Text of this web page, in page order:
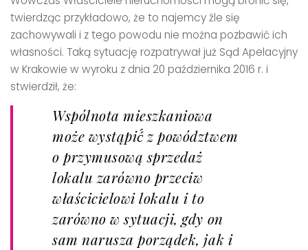
twierdząc przykładowo, że to najemcy źle się
zachowywali i z tego powodu nie można pozbawić ich
własności. Taką sytuację rozpatrywał już Sąd Apelacyjny
w Krakowie w wyroku z dnia 20 października 2016 r. i
stwierdził, że:
Wspólnota mieszkaniowa
może wystąpić́ z powództwem
o przymusową sprzedaż
lokalu zarówno przeciw
właścicielowi lokalu i to
zarówno w sytuacji, gdy on
sam narusza porządek, jak i